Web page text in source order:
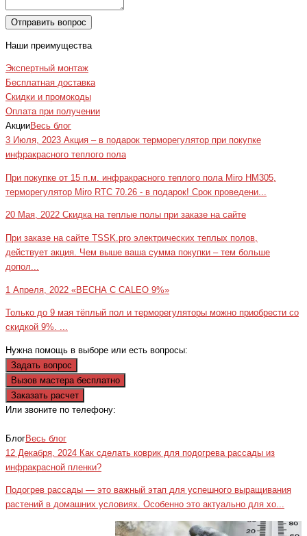
Отправить вопрос
Наши преимущества
Экспертный монтаж
Бесплатная доставка
Скидки и промокоды
Оплата при получении
АкцииВесь блог
3 Июля, 2023 Акция – в подарок терморегулятор при покупке
инфракрасного теплого пола
При покупке от 15 п.м. инфракрасного теплого пола Miro HM305,
терморегулятор Miro RTC 70.26 - в подарок! Срок проведени...
20 Мая, 2022 Скидка на теплые полы при заказе на сайте
При заказе на сайте TSSK.pro электрических теплых полов,
действует акция. Чем выше ваша сумма покупки – тем больше
допол...
1 Апреля, 2022 «ВЕСНА С CALEO 9%»
Только до 9 мая тёплый пол и терморегуляторы можно приобрести со
скидкой 9%. ...
Нужна помощь в выборе или есть вопросы:
Задать вопрос
Вызов мастера бесплатно
Заказать расчет
Или звоните по телефону:
БлогВесь блог
12 Декабря, 2024 Как сделать коврик для подогрева рассады из
инфракрасной пленки?
Подогрев рассады — это важный этап для успешного выращивания
растений в домашних условиях. Особенно это актуально для хо...